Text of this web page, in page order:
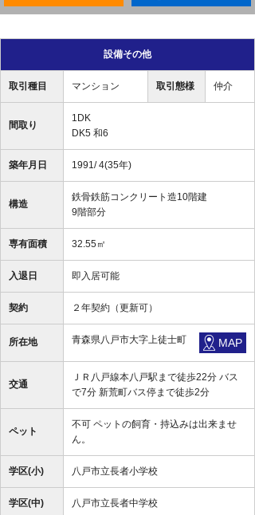
設備その他
取引種目 マンション 取引態様 仲介
間取り
1DK
DK5 和6
築年月日 1991/ 4(35年)
構造
鉄骨鉄筋コンクリート造10階建
9階部分
専有面積 32.55㎡
入退日 即入居可能
契約 ２年契約（更新可）
所在地 青森県八戸市大字上徒士町 MAP
交通
ＪＲ八戸線本八戸駅まで徒歩22分 バス
で7分 新荒町バス停まで徒歩2分
ペット
不可 ペットの飼育・持込みは出来ませ
ん。
学区(小) 八戸市立長者小学校
学区(中) 八戸市立長者中学校